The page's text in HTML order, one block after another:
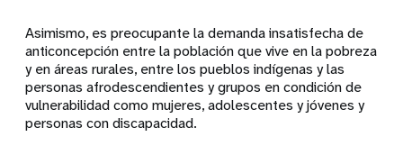
Asimismo, es preocupante la demanda insatisfecha de
anticoncepción entre la población que vive en la pobreza
y en áreas rurales, entre los pueblos indígenas y las
personas afrodescendientes y grupos en condición de
vulnerabilidad como mujeres, adolescentes y jóvenes y
personas con discapacidad.